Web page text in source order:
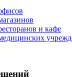
и кафе